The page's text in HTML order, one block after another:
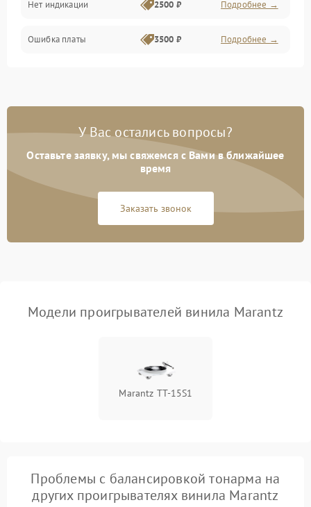
Нет индикации 2500 ₽ Подробнее →
Ошибка платы 3500 ₽ Подробнее →
У Вас остались вопросы?
Оставьте заявку, мы свяжемся с Вами в ближайшее
время
Заказать звонок
Модели проигрывателей винила Marantz
Marantz TT-15S1
Проблемы с балансировкой тонарма на
других проигрывателях винила Marantz